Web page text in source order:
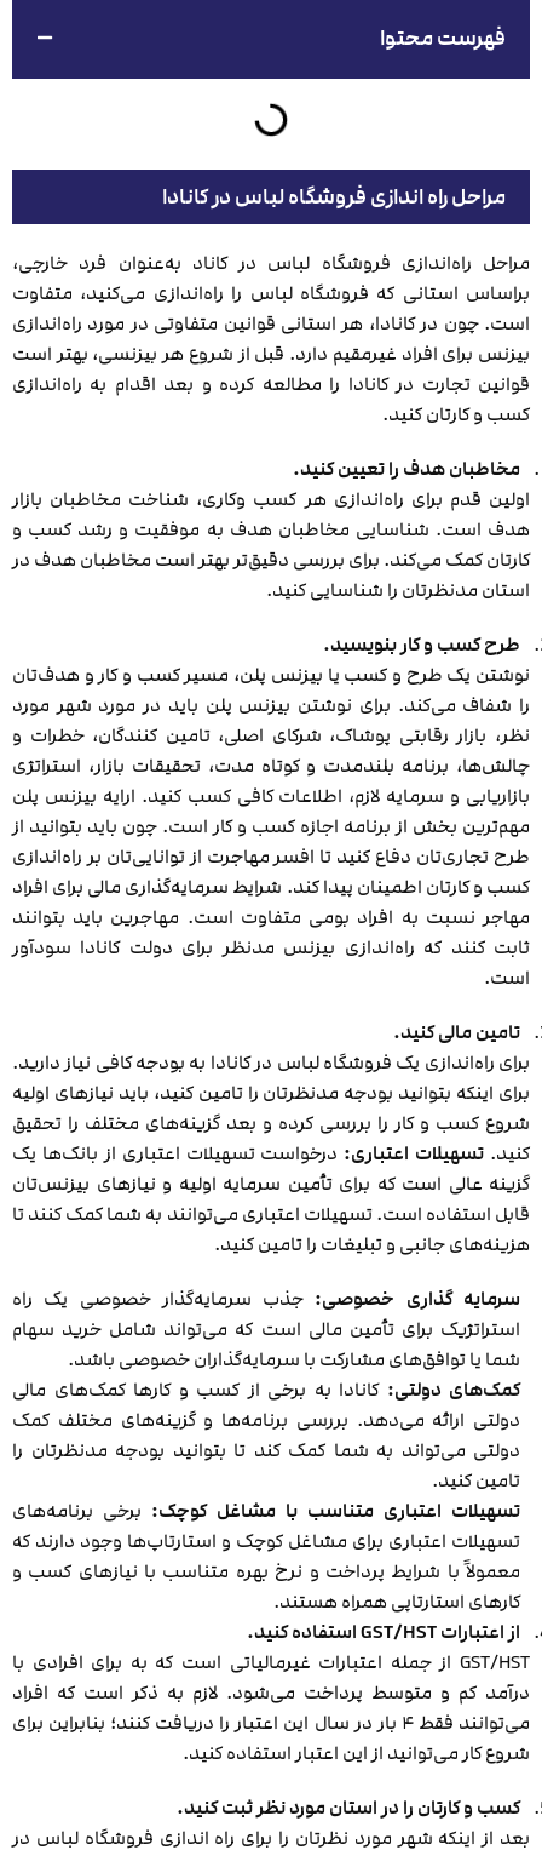
فهرست محتوا
مراحل راه اندازی فروشگاه لباس در کانادا
مراحل راه‌اندازی فروشگاه لباس در کاناد به‌عنوان فرد خارجی،
براساس استانی که فروشگاه لباس را راه‌اندازی می‌کنید، متفاوت
است. چون در کانادا، هر استانی قوانین متفاوتی در مورد راه‌اندازی
بیزنس برای افراد غیرمقیم دارد. قبل از شروع هر بیزنسی، بهتر است
قوانین تجارت در کانادا را مطالعه کرده و بعد اقدام به راه‌اندازی
کسب و کارتان کنید.
مخاطبان هدف را تعیین کنید.
اولین قدم برای راه‌اندازی هر کسب وکاری، شناخت مخاطبان بازار
هدف است. شناسایی مخاطبان هدف به موفقیت و رشد کسب و
کارتان کمک می‌کند. برای بررسی دقیق‌تر بهتر است مخاطبان هدف در
استان مدنظرتان را شناسایی کنید.
طرح کسب و کار بنویسید.
نوشتن یک طرح و کسب یا بیزنس پلن، مسیر کسب و کار و هدف‌تان
را شفاف می‌کند. برای نوشتن بیزنس پلن باید در مورد شهر مورد
نظر، بازار رقابتی پوشاک، شرکای اصلی، تامین کنندگان، خطرات و
چالش‌ها، برنامه بلندمدت و کوتاه مدت، تحقیقات بازار، استراتژی
بازاریابی و سرمایه لازم، اطلاعات کافی کسب کنید. ارایه بیزنس پلن
مهم‌ترین بخش از برنامه اجازه کسب و کار است. چون باید بتوانید از
طرح تجاری‌تان دفاع کنید تا افسر مهاجرت از توانایی‌تان بر راه‌اندازی
کسب و کارتان اطمینان پیدا کند. شرایط سرمایه‌گذاری مالی برای افراد
مهاجر نسبت به افراد بومی متفاوت است. مهاجرین باید بتوانند
ثابت کنند که راه‌اندازی بیزنس مدنظر برای دولت کانادا سودآور
است.
تامین مالی کنید.
برای راه‌اندازی یک فروشگاه لباس در کانادا به بودجه کافی نیاز دارید.
برای اینکه بتوانید بودجه مدنظرتان را تامین کنید، باید نیازهای اولیه
شروع کسب و کار را بررسی کرده و بعد گزینه‌های مختلف را تحقیق
کنید. تسهیلات اعتباری: درخواست تسهیلات اعتباری از بانک‌ها یک
گزینه عالی است که برای تأمین سرمایه اولیه و نیازهای بیزنس‌تان
قابل استفاده است. تسهیلات اعتباری می‌توانند به شما کمک کنند تا
هزینه‌های جانبی و تبلیغات را تامین کنید.
سرمایه گذاری خصوصی: جذب سرمایه‌گذار خصوصی یک راه
استراتژیک برای تأمین مالی است که می‌تواند شامل خرید سهام
شما یا توافق‌‌های مشارکت با سرمایه‌گذاران خصوصی باشد.
کمک‌های دولتی: کانادا به برخی از کسب‌ و کارها کمک‌های مالی
دولتی ارائه می‌دهد. بررسی برنامه‌‌ها و گزینه‌‌های مختلف کمک
دولتی می‌تواند به شما کمک کند تا بتوانید بودجه مدنظرتان را
تامین کنید.
تسهیلات اعتباری متناسب با مشاغل کوچک: برخی برنامه‌‌های
تسهیلات اعتباری برای مشاغل کوچک و استارتاپ‌‌ها وجود دارند که
معمولاً با شرایط پرداخت و نرخ بهره متناسب با نیازهای کسب‌ و
کارهای استارتاپی همراه هستند.
از اعتباراتGST/HSTاستفاده کنید.
GST/HST از جمله اعتبارات غیرمالیاتی است که به برای افرادی با
درآمد کم و متوسط پرداخت می‌شود. لازم به ذکر است که افراد
می‌توانند فقط ۴ بار در سال این اعتبار را دریافت کنند؛ بنابراین برای
شروع کار می‌توانید از این اعتبار استفاده کنید.
کسب و کارتان را در استان مورد نظر ثبت کنید.
بعد از اینکه شهر مورد نظرتان را برای راه اندازی فروشگاه لباس در